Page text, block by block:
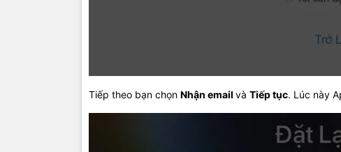
Tiếp theo bạn chọn Nhận email và Tiếp tục. Lúc này